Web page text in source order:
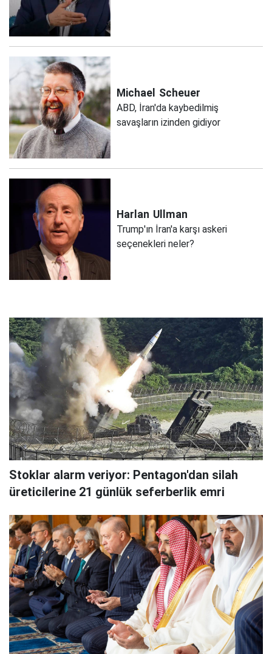
Michael Scheuer
ABD, İran'da kaybedilmiş
savaşların izinden gidiyor
Harlan Ullman
Trump'ın İran'a karşı askeri
seçenekleri neler?
Stoklar alarm veriyor: Pentagon'dan silah
üreticilerine 21 günlük seferberlik emri